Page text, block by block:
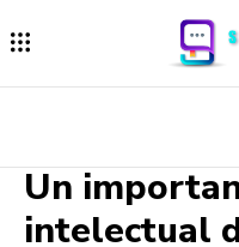
Un
intelectual